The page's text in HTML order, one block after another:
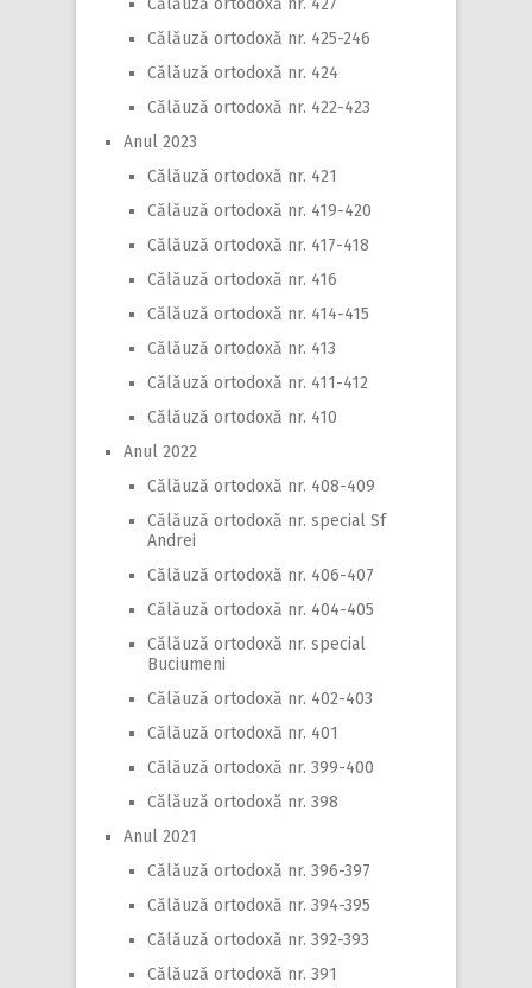
Călăuză ortodoxă nr. 427
Călăuză ortodoxă nr. 425-246
Călăuză ortodoxă nr. 424
Călăuză ortodoxă nr. 422-423
Anul 2023
Călăuză ortodoxă nr. 421
Călăuză ortodoxă nr. 419-420
Călăuză ortodoxă nr. 417-418
Călăuză ortodoxă nr. 416
Călăuză ortodoxă nr. 414-415
Călăuză ortodoxă nr. 413
Călăuză ortodoxă nr. 411-412
Călăuză ortodoxă nr. 410
Anul 2022
Călăuză ortodoxă nr. 408-409
Călăuză ortodoxă nr. special Sf
Andrei
Călăuză ortodoxă nr. 406-407
Călăuză ortodoxă nr. 404-405
Călăuză ortodoxă nr. special
Buciumeni
Călăuză ortodoxă nr. 402-403
Călăuză ortodoxă nr. 401
Călăuză ortodoxă nr. 399-400
Călăuză ortodoxă nr. 398
Anul 2021
Călăuză ortodoxă nr. 396-397
Călăuză ortodoxă nr. 394-395
Călăuză ortodoxă nr. 392-393
Călăuză ortodoxă nr. 391